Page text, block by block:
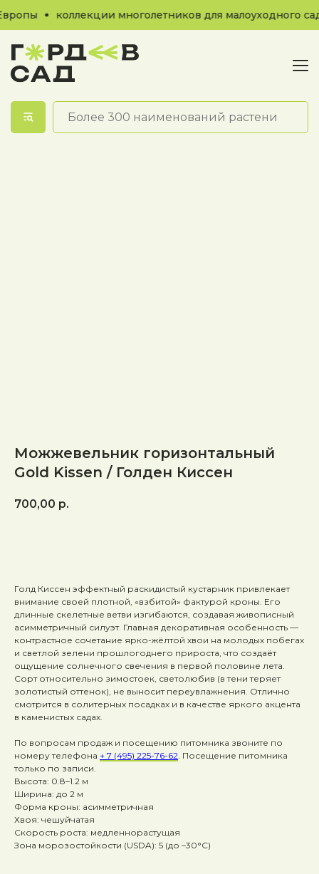
коллекции многолетников для малоуходного
Можжевельник горизонтальный
Gold Kissen / Голден Киссен
700,00 р.
Голд Киссен эффектный раскидистый кустарник привлекает
внимание своей плотной, «взбитой» фактурой кроны. Его
длинные скелетные ветви изгибаются, создавая живописный
асимметричный силуэт. Главная декоративная особенность —
контрастное сочетание ярко-жёлтой хвои на молодых побегах
и светлой зелени прошлогоднего прироста, что создаёт
ощущение солнечного свечения в первой половине лета.
Сорт относительно зимостоек, светолюбив (в тени теряет
золотистый оттенок), не выносит переувлажнения. Отлично
смотрится в солитерных посадках и в качестве яркого акцента
в каменистых садах.
По вопросам продаж и посещению питомника звоните по
номеру телефона + 7 (495) 225-76-62 . Посещение питомника
только по записи.
Высота: 0.8–1.2 м
Ширина: до 2 м
Форма кроны: асимметричная
Хвоя: чешуйчатая
Скорость роста: медленнорастущая
Зона морозостойкости (USDA): 5 (до –30°C)